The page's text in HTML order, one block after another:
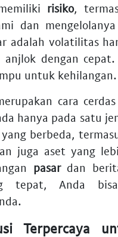
risiko,
dan
adalah volatilitas
dengan
untuk kehilangan.
cara
hanya pada satu
berbeda,
juga aset yang
pasardan
tepat, Anda
Terpercaya